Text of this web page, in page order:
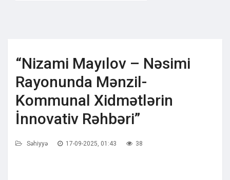
“Nizami Mayılov – Nəsimi
Rayonunda Mənzil-
Kommunal Xidmətlərin
İnnovativ Rəhbəri”
Səhiyyə 17-09-2025, 01:43 38